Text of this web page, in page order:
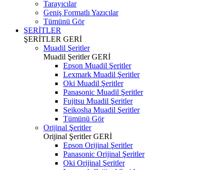
Tarayıcılar
Geniş Formatlı Yazıcılar
Tümünü Gör
ŞERİTLER
ŞERİTLER GERİ
Muadil Şeritler
Muadil ŞeritlerGERİ
Epson Muadil Şeritler
Lexmark Muadil Şeritler
Oki Muadil Şeritler
Panasonic Muadil Şeritler
Fujitsu Muadil Şeritler
Seikosha Muadil Şeritler
Tümünü Gör
Orijinal Şeritler
Orijinal ŞeritlerGERİ
Epson Orijinal Şeritler
Panasonic Orijinal Şeritler
Oki Orijinal Şeritler